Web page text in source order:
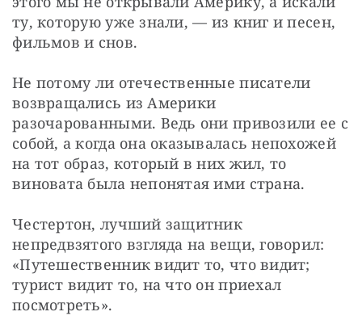
ту, которую уже знали, — из книг и песен,
фильмов и снов.
Не потому ли отечественные писатели
возвращались из Америки
разочарованными. Ведь они привозили ее с
собой, а когда она оказывалась непохожей
на тот образ, который в них жил, то
виновата была непонятая ими страна.
Честертон, лучший защитник
непредвзятого взгляда на вещи, говорил:
«Путешественник видит то, что видит;
турист видит то, на что он приехал
посмотреть».